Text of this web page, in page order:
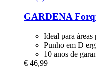
GARDENA
Ideal para áreas
Punho em D
10 anos de
€ 46,99